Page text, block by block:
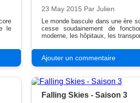
le
23 May 2015 Par Julien
Le monde bascule dans une ère
cesse soudainement de
moderne, les hôpitaux, les
Ajouter un commentaire
Falling Skies - Saison 3